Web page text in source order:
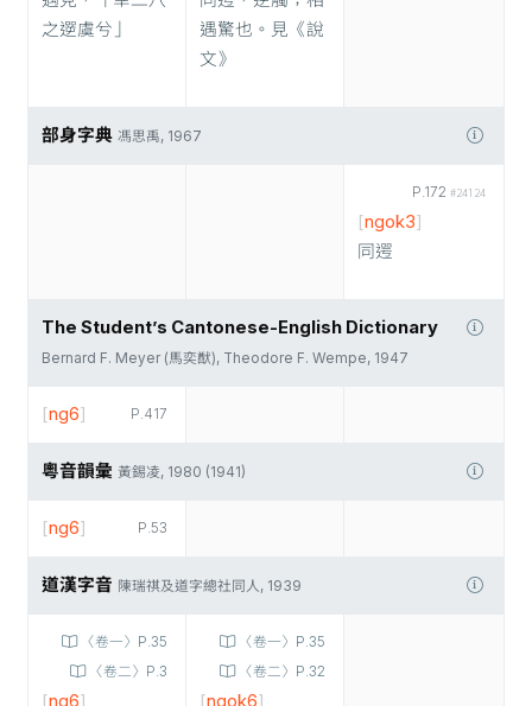
之遻虞兮」
遇驚也。見《說
文》
部身字典 馮思禹, 1967
P.172 #24124
[ngok3]
同遌
The Student’s Cantonese-English Dictionary
Bernard F. Meyer (馬奕猷), Theodore F. Wempe, 1947
P.417
[ng6]
粵音韻彙 黃錫凌, 1980 (1941)
P.53
[ng6]
道漢字音 陳瑞祺及道字總社同人, 1939
〈卷一〉P.35
〈卷二〉P.3
[ng6]
〈卷一〉P.35
〈卷二〉P.32
[ngok6]